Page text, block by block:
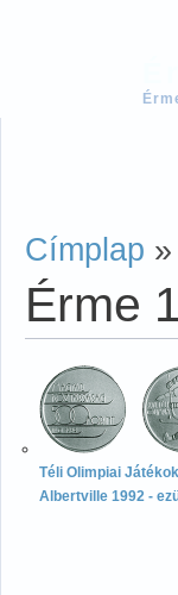
Címplap »
Érme
Téli Olimpiai
Albertville 1992 -